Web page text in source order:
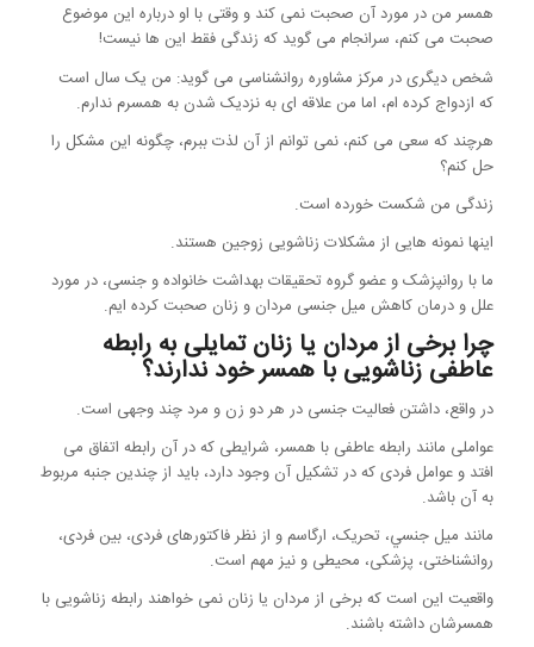
همسر من در مورد آن صحبت نمی کند و وقتی با او درباره این موضوع
صحبت می کنم، سرانجام می گوید که زندگی فقط این ها نیست!
شخص دیگری در مرکز مشاوره روانشناسی می گوید: من یک سال است
که ازدواج کرده ام، اما من علاقه ای به نزدیک شدن به همسرم ندارم.
هرچند که سعی می کنم، نمی توانم از آن لذت ببرم، چگونه این مشکل را
حل کنم؟
زندگی من شکست خورده است.
اینها نمونه هایی از مشکلات زناشویی زوجین هستند.
ما با روانپزشک و عضو گروه تحقیقات بهداشت خانواده و جنسی، در مورد
علل و درمان کاهش میل جنسی مردان و زنان صحبت کرده ایم.
چرا برخی از مردان یا زنان تمایلی به رابطه
عاطفی زناشویی با همسر خود ندارند؟
در واقع، داشتن فعالیت جنسی در هر دو زن و مرد چند وجهی است.
عواملی مانند رابطه عاطفی با همسر، شرایطی که در آن رابطه اتفاق می
افتد و عوامل فردی که در تشکیل آن وجود دارد، باید از چندین جنبه مربوط
به آن باشد.
مانند میل جنسي، تحریک، ارگاسم و از نظر فاکتورهای فردی، بین فردی،
روانشناختی، پزشکی، محیطی و نیز مهم است.
واقعیت این است که برخی از مردان یا زنان نمی خواهند رابطه زناشویی با
همسرشان داشته باشند.